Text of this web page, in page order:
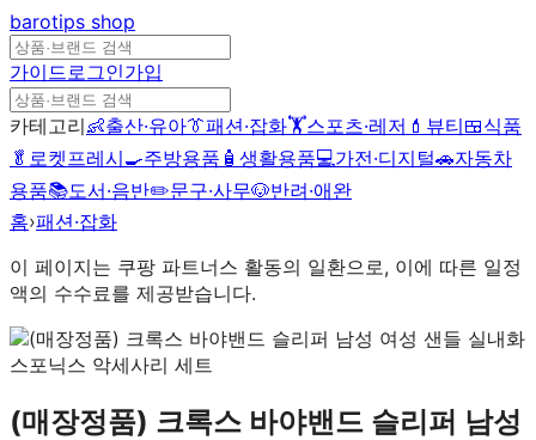
barotips shop
가이드로그인가입
카테고리👶출산·유아👔패션·잡화🏋️스포츠·레저 💄 뷰티🍱식품
🥬 로켓프레시🍳주방용품 🧴 생활용품💻가전·디지털🚗자동차
용품📚도서·음반✏️문구·사무🐶반려·애완
홈›패션·잡화
이 페이지는 쿠팡 파트너스 활동의 일환으로, 이에 따른 일정
액의 수수료를 제공받습니다.
(매장정품) 크록스 바야밴드 슬리퍼 남성